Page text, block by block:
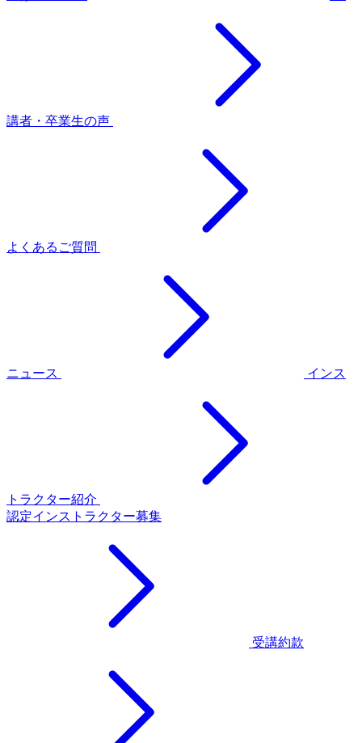
講者・卒業生の声
よくあるご質問
ニュース インス
トラクター紹介
認定インストラクター募集
受講約款